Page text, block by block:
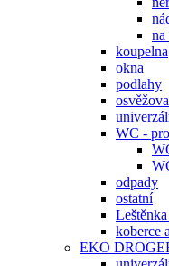
na
koupelna
okna
podlahy
WC -
odpady
ostatní
koberce
EKO